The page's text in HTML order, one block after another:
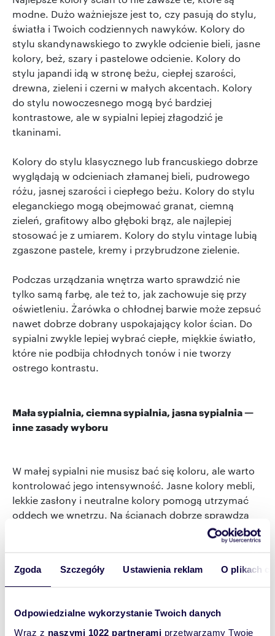
Zgoda Szczegóły Ustawienia reklam O plikach
Odpowiedzialne wykorzystanie Twoich danych
Wraz z naszymi 1022 partnerami przetwarzamy Twoje
modne. Dużo ważniejsze jest to, czy pasują do stylu,
światła i Twoich codziennych nawyków. Kolory do
stylu skandynawskiego to zwykle odcienie bieli, jasne
kolory, beż, szary i pastelowe odcienie. Kolory do
stylu japandi idą w stronę beżu, ciepłej szarości,
drewna, zieleni i czerni w małych akcentach. Kolory
do stylu nowoczesnego mogą być bardziej
kontrastowe, ale w sypialni lepiej złagodzić je
tkaninami.
Kolory do stylu klasycznego lub francuskiego dobrze
wyglądają w odcieniach złamanej bieli, pudrowego
różu, jasnej szarości i ciepłego beżu. Kolory do stylu
eleganckiego mogą obejmować granat, ciemną
zieleń, grafitowy albo głęboki brąz, ale najlepiej
stosować je z umiarem. Kolory do stylu vintage lubią
zgaszone pastele, kremy i przybrudzone zielenie.
Podczas urządzania wnętrza warto sprawdzić nie
tylko samą farbę, ale też to, jak zachowuje się przy
oświetleniu. Żarówka o chłodnej barwie może zepsuć
nawet dobrze dobrany uspokajający kolor ścian. Do
sypialni zwykle lepiej wybrać ciepłe, miękkie światło,
które nie podbija chłodnych tonów i nie tworzy
ostrego kontrastu.
Mała sypialnia, ciemna sypialnia, jasna sypialnia —
inne zasady wyboru
W małej sypialni nie musisz bać się koloru, ale warto
kontrolować jego intensywność. Jasne kolory mebli,
lekkie zasłony i neutralne kolory pomogą utrzymać
oddech we wnętrzu. Na ścianach dobrze sprawdzą
się pastelowe kolory, beż, jasna zieleń, jasny odcień
W ciemnej sypialni unikaj śnieżnej bieli, bo może
wyglądać szaro i smutno. Lepiej wypadają kolory
cappuccino, oliwkowy w bardzo delikatnej wersji.
Jeśli marzy Ci się ciemniejszy akcent, użyj go tylko na